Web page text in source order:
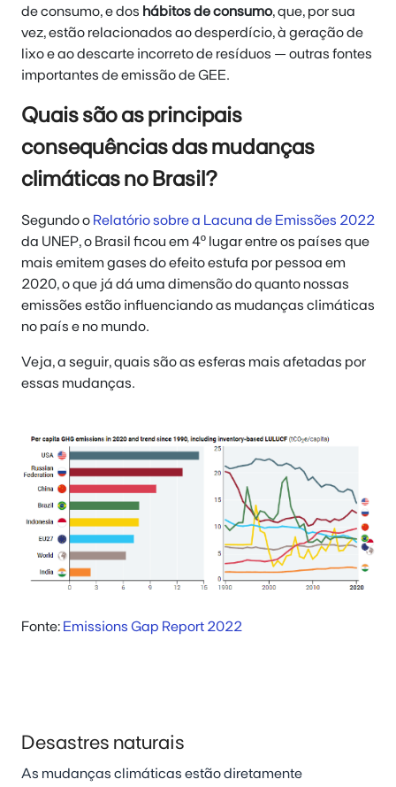
de consumo, e dos hábitos de consumo, que, por sua
vez, estão relacionados ao desperdício, à geração de
lixo e ao descarte incorreto de resíduos — outras fontes
importantes de emissão de GEE.
Quais são as principais
consequências das mudanças
climáticas no Brasil?
Segundo o Relatório sobre a Lacuna de Emissões 2022
da UNEP, o Brasil ficou em 4º lugar entre os países que
mais emitem gases do efeito estufa por pessoa em
2020, o que já dá uma dimensão do quanto nossas
emissões estão influenciando as mudanças climáticas
no país e no mundo.
Veja, a seguir, quais são as esferas mais afetadas por
essas mudanças.
Fonte: Emissions Gap Report 2022
Desastres naturais
As mudanças climáticas estão diretamente